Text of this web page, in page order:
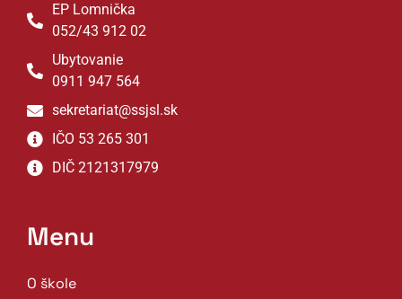
EP Lomnička
052/43 912 02
Ubytovanie
0911 947 564
sekretariat@ssjsl.sk
IČO 53 265 301
DIČ 2121317979
Menu
O škole